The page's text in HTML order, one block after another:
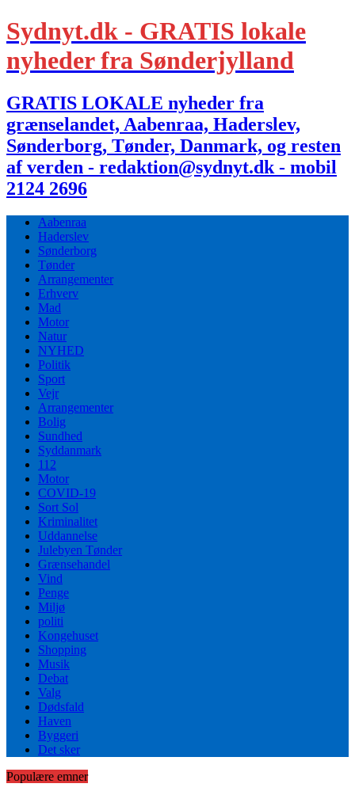
Sydnyt.dk - GRATIS lokale
nyheder fra Sønderjylland
GRATIS LOKALE nyheder fra
grænselandet, Aabenraa, Haderslev,
Sønderborg, Tønder, Danmark, og resten
af verden - redaktion@sydnyt.dk - mobil
2124 2696
Aabenraa
Haderslev
Sønderborg
Tønder
Arrangementer
Erhverv
Mad
Motor
Natur
NYHED
Politik
Sport
Vejr
Arrangementer
Bolig
Sundhed
Syddanmark
112
Motor
COVID-19
Sort Sol
Kriminalitet
Uddannelse
Julebyen Tønder
Grænsehandel
Vind
Penge
Miljø
politi
Kongehuset
Shopping
Musik
Debat
Valg
Dødsfald
Haven
Byggeri
Det sker
Populære emner